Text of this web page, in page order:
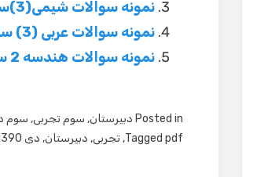
نمونه سوالات شیمی(3)سال سوم دبیرستان رشته تجربی و ریاضی
نمونه سوالات عربی (3) سال سوم دبیرستان رشته تجربی و ریاضی
نمونه سوالات هندسه 2 سال سوم دبیرستان رشته ریاضی
Posted in دبیرستان, سوم تجربی, سوم
Tagged pdf
,تجربی, دبیرستان, دی 1390